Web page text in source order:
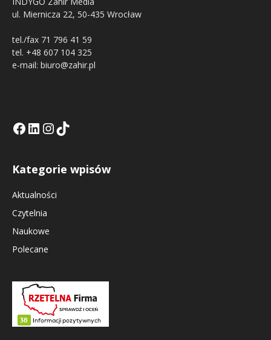
ul. Miernicza 22, 50-435 Wrocław
tel./fax 71 796 41 59
tel. +48 607 104 325
e-mail: biuro@zahir.pl
Facebook
LinkedIn
Tik Tok KEInstagramm KE
Kategorie wpisów
Aktualności
Czytelnia
Naukowe
Polecane